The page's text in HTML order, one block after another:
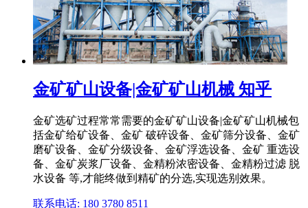
金矿矿山设备|金矿矿山机械 知乎
金矿选矿过程常常需要的金矿矿山设备|金矿矿山机械包
括金矿给矿设备、金矿 破碎设备、金矿筛分设备、金矿
磨矿设备、金矿分级设备、金矿浮选设备、金矿 重选设
备、金矿炭浆厂设备、金精粉浓密设备、金精粉过滤 脱
水设备 等,才能终做到精矿的分选,实现选别效果。
联系电话: 180 3780 8511